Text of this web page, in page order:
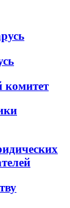
комитет